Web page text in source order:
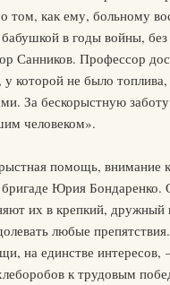
том, как ему, больному
в годы войны,
Санников. Профессор
которой не было топлива,
За бескорыстную
человеком».
помощь, внимание
Юрия Бондаренко.
их в крепкий, дружный
любые
на единстве интересов,
к трудовым